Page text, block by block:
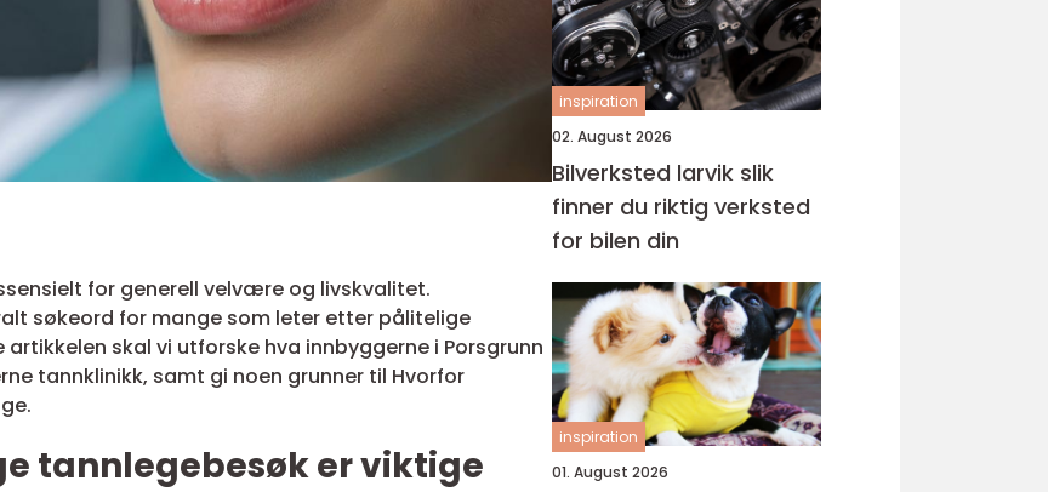
for generell velvære og livskvalitet.
søkeord for mange som leter etter pålitelige
skal vi utforske hva innbyggerne i Porsgrunn
tannklinikk, samt gi noen grunner til Hvorfor
tannlegebesøk er viktige
inspiration
02. August 2026
Bilverksted larvik slik
finner du riktig verksted
for bilen din
inspiration
01. August 2026